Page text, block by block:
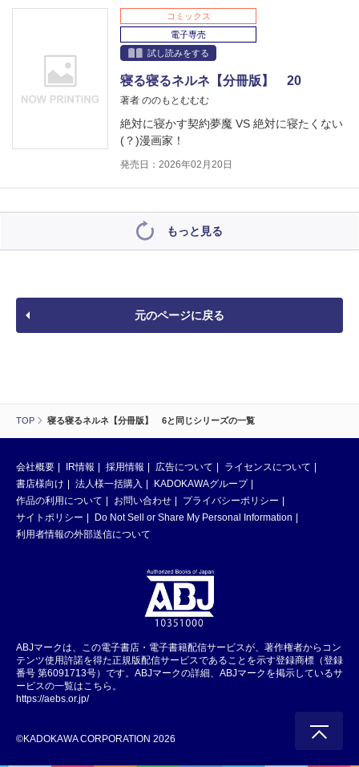
TOP 寝る寝るネルネ【分冊版】 6と同じシリーズの一覧
コミックス
電子専売
試し読みをする
寝る寝るネルネ【分冊版】 20
著者 ののもとむむむ
絶対に寝かす契約夢魔 VS 絶対に寝たくない
(？)漫画家！
発売日：2026年02月20日
もっと見る
元のページに戻る
会社概要 IR情報 採用情報 広告について
ライセンスについて
書店様向け
法人様一括購入
KADOKAWAグループ
作品の利用について
お問い合わせ
プライバシーポリシー
サイトポリシー
Do Not Sell or Share My Personal Information
利用者情報の外部送信について
ABJマークは、この電子書店・電子書籍配信サービスが、著作権者からコン
テンツ使用許諾を得た正規版配信サービスであることを示す登録商標（登録
番号 第6091713号）です。ABJマークの詳細、ABJマークを掲示しているサ
ービスの一覧はこちら。
https://aebs.or.jp/
©KADOKAWA CORPORATION 2026